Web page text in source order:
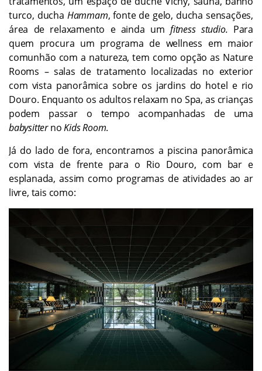
turco, ducha Hammam, fonte de gelo, ducha sensações,
área de relaxamento e ainda um fitness studio. Para
quem procura um programa de wellness em maior
comunhão com a natureza, tem como opção as Nature
Rooms – salas de tratamento localizadas no exterior
com vista panorâmica sobre os jardins do hotel e rio
Douro. Enquanto os adultos relaxam no Spa, as crianças
podem passar o tempo acompanhadas de uma
babysitternoKids Room.
Já do lado de fora, encontramos a piscina panorâmica
com vista de frente para o Rio Douro, com bar e
esplanada, assim como programas de atividades ao ar
livre, tais como: